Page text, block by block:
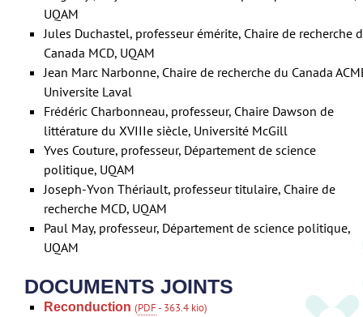
UQAM
Jules Duchastel, professeur émérite, Chaire de recherche
Canada MCD, UQAM
Jean Marc Narbonne, Chaire de recherche du Canada
Universite Laval
Frédéric Charbonneau, professeur, Chaire Dawson de
littérature du XVIIIe siècle, Université McGill
Yves Couture, professeur, Département de science
politique, UQAM
Joseph-Yvon Thériault, professeur titulaire, Chaire de
recherche MCD, UQAM
Paul May, professeur, Département de science politique,
UQAM
DOCUMENTS JOINTS
Reconduction (PDF- 363.4 kio)